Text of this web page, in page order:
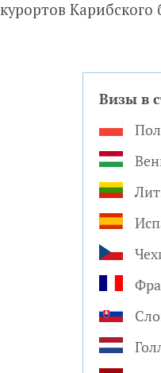
курортов Карибского
Визы в